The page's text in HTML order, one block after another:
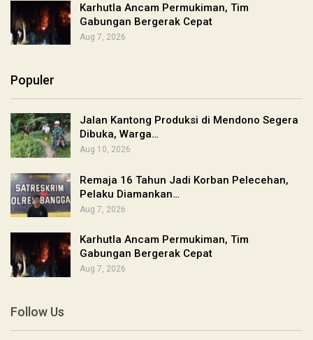
Karhutla Ancam Permukiman, Tim
Gabungan Bergerak Cepat
Aug 7, 2026
Populer
Jalan Kantong Produksi di Mendono Segera
Dibuka, Warga…
Aug 10, 2026
Remaja 16 Tahun Jadi Korban Pelecehan,
Pelaku Diamankan…
Aug 7, 2026
Karhutla Ancam Permukiman, Tim
Gabungan Bergerak Cepat
Aug 7, 2026
Follow Us